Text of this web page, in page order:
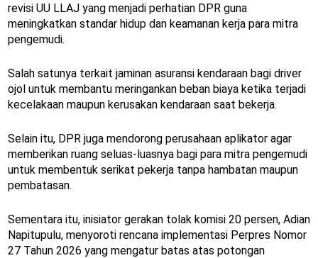
revisi UU LLAJ yang menjadi perhatian DPR guna
meningkatkan standar hidup dan keamanan kerja para mitra
pengemudi.
Salah satunya terkait jaminan asuransi kendaraan bagi driver
ojol untuk membantu meringankan beban biaya ketika terjadi
kecelakaan maupun kerusakan kendaraan saat bekerja.
Selain itu, DPR juga mendorong perusahaan aplikator agar
memberikan ruang seluas-luasnya bagi para mitra pengemudi
untuk membentuk serikat pekerja tanpa hambatan maupun
pembatasan.
Sementara itu, inisiator gerakan tolak komisi 20 persen, Adian
Napitupulu, menyoroti rencana implementasi Perpres Nomor
27 Tahun 2026 yang mengatur batas atas potongan